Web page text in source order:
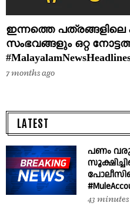
ഇന്നത്തെ
സംഭവങ്ങളും ഒറ്റ
7 months ago
LATEST
പണം
43 minutes